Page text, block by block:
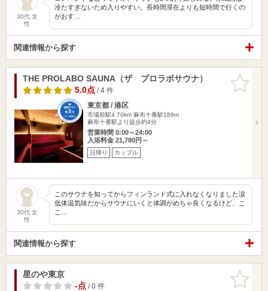
30代 女
性
冷たすぎないため入りやすい。長時間滞在よりも短時間で行くの
がおす…
関連情報から探す
お気に入
りに追加
THE PROLABO SAUNA（ザ プロラボサウナ）
5.0点/ 4 件
東京都 / 港区
市場前駅4.70km 麻布十番駅189m
麻布十番駅より徒歩約4分
営業時間 0:00～24:00
入浴料金 21,780円～
日帰り カップル
30代 女
性
このサウナを知ってからフィンランド式に入れなくなりました涙
低体温気味だからサウナにいくと体調がめちゃ良くなるけど、こ
こ…
関連情報から探す
お気に入
りに追加
星のや東京
-点/ 0 件